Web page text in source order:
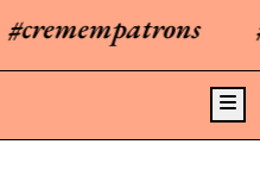
#cremempatrons